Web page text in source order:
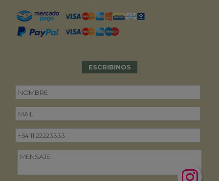
ESCRIBINOS